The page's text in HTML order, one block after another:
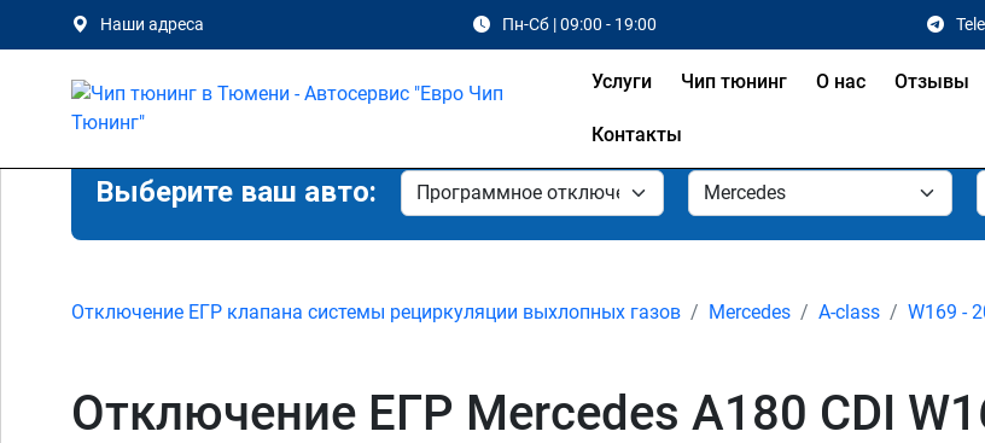
Наши адреса Пн-Сб | 09:00 - 19:00
Услуги Чип тюнинг О нас Отзывы
Контакты
Выберите ваш авто:
Отключение ЕГР клапана системы рециркуляции выхлопных газов Mercedes A-class W169 -
Отключение ЕГР Mercedes A180 CDI